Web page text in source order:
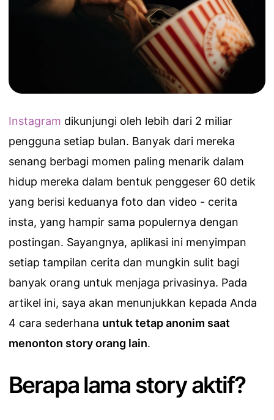
Instagram dikunjungi oleh lebih dari 2 miliar
pengguna setiap bulan. Banyak dari mereka
senang berbagi momen paling menarik dalam
hidup mereka dalam bentuk penggeser 60 detik
yang berisi keduanya foto dan video - cerita
insta, yang hampir sama populernya dengan
postingan. Sayangnya, aplikasi ini menyimpan
setiap tampilan cerita dan mungkin sulit bagi
banyak orang untuk menjaga privasinya. Pada
artikel ini, saya akan menunjukkan kepada Anda
4 cara sederhana untuk tetap anonim saat
menonton story orang lain.
Berapa lama story aktif?